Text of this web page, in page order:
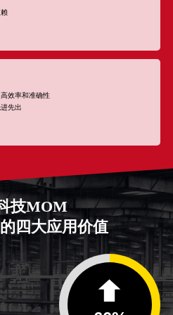
效率和准确性
先出
技MOM
四大应用价值